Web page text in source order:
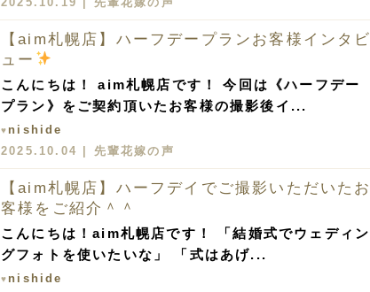
【aim札幌店】ハーフデープランお客様インタビ
ュー
こんにちは！ aim札幌店です！ 今回は《ハーフデー
プラン》をご契約頂いたお客様の撮影後イ...
♥ nishide
2025.10.04 |
先輩花嫁の声
【aim札幌店】ハーフデイでご撮影いただいたお
客様をご紹介＾＾
こんにちは！aim札幌店です！ 「結婚式でウェディン
グフォトを使いたいな」 「式はあげ...
♥ nishide